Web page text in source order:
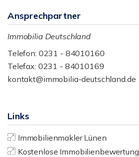
Ansprechpartner
Immobilia Deutschland
Telefon: 0231 - 84010160
Telefax: 0231 - 84010169
kontakt@immobilia-deutschland.de
Links
Immobilienmakler Lünen
Kostenlose Immobilienbewertung